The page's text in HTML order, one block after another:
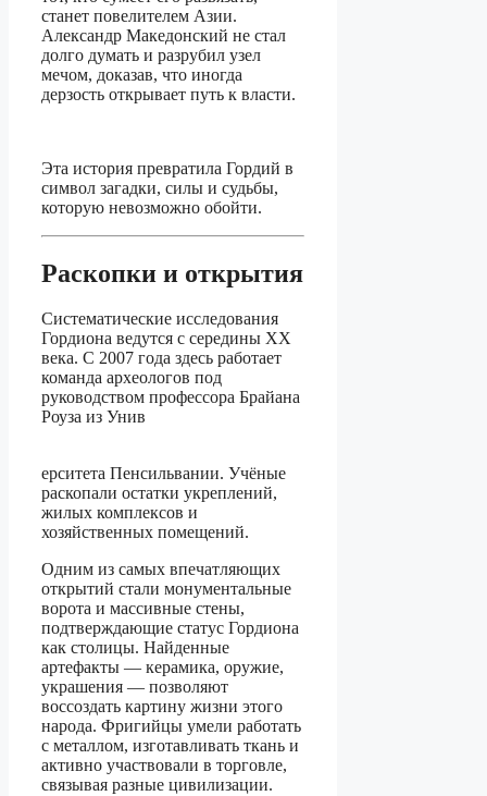
станет повелителем Азии.
Александр Македонский не стал
долго думать и разрубил узел
мечом, доказав, что иногда
дерзость открывает путь к власти.
Эта история превратила Гордий в
символ загадки, силы и судьбы,
которую невозможно обойти.
Раскопки и открытия
Систематические исследования
Гордиона ведутся с середины XX
века. С 2007 года здесь работает
команда археологов под
руководством профессора Брайана
Роуза из Унив
ерситета Пенсильвании. Учёные
раскопали остатки укреплений,
жилых комплексов и
хозяйственных помещений.
Одним из самых впечатляющих
открытий стали монументальные
ворота и массивные стены,
подтверждающие статус Гордиона
как столицы. Найденные
артефакты — керамика, оружие,
украшения — позволяют
воссоздать картину жизни этого
народа. Фригийцы умели работать
с металлом, изготавливать ткань и
активно участвовали в торговле,
связывая разные цивилизации.